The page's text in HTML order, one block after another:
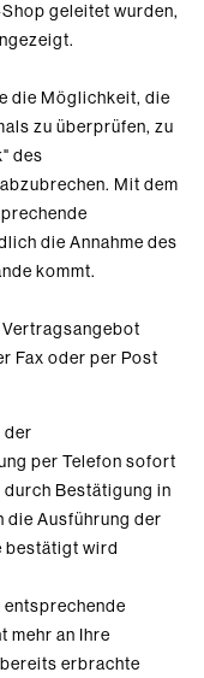
geleitet wurden,
die Möglichkeit, die
zu überprüfen, zu
des
Mit dem
die Annahme des
kommt.
Fax oder per Post
der
per Telefon sofort
durch Bestätigung in
die Ausführung der
bestätigt wird
mehr an Ihre
erbrachte